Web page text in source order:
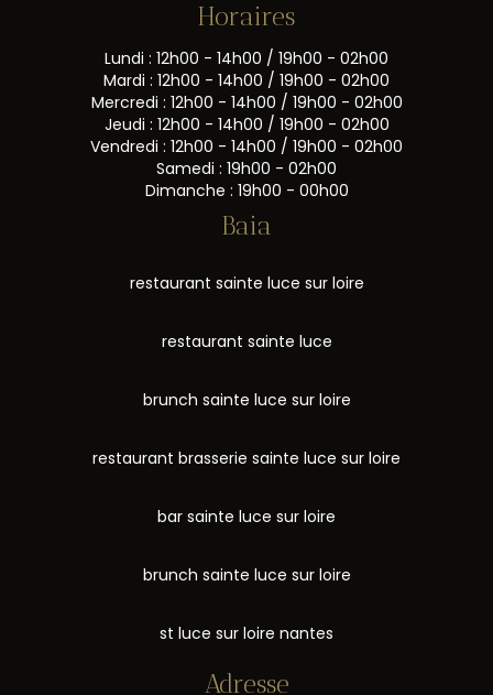
Horaires
Lundi : 12h00 - 14h00 / 19h00 - 02h00
Mardi : 12h00 - 14h00 / 19h00 - 02h00
Mercredi : 12h00 - 14h00 / 19h00 - 02h00
Jeudi : 12h00 - 14h00 / 19h00 - 02h00
Vendredi : 12h00 - 14h00 / 19h00 - 02h00
Samedi : 19h00 - 02h00
Dimanche : 19h00 - 00h00
Baia
restaurant sainte luce sur loire
restaurant sainte luce
brunch sainte luce sur loire
restaurant brasserie sainte luce sur loire
bar sainte luce sur loire
brunch sainte luce sur loire
st luce sur loire nantes
Adresse